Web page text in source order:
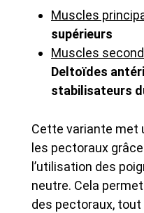
Muscles
supérieurs
Muscles
Deltoïdes
stabilisateurs
Cette variante met
les pectoraux
l’utilisation des
neutre. Cela
des pectoraux,